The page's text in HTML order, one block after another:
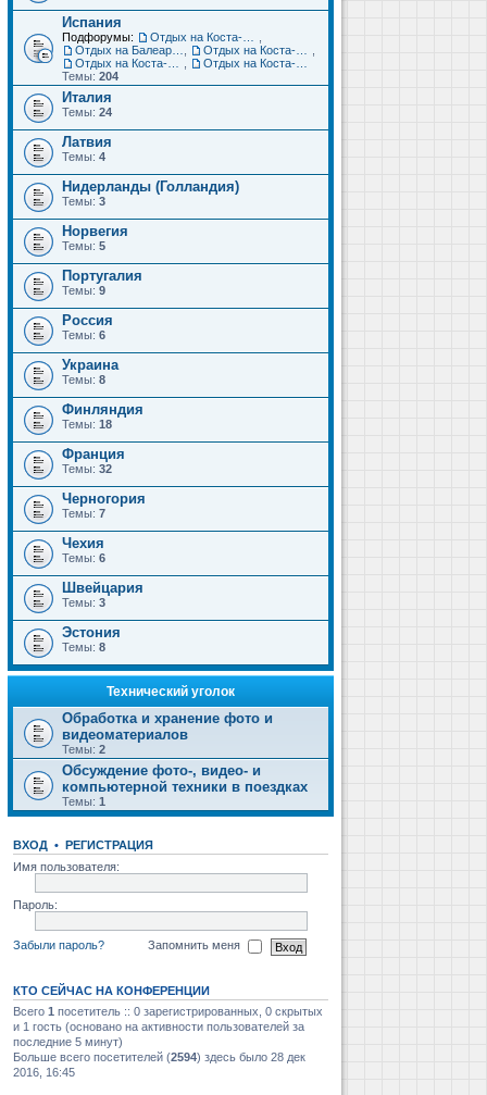
Испания
Подфорумы:
Темы: 204
Италия
Темы: 24
Латвия
Темы: 4
Нидерланды (Голландия)
Темы: 3
Норвегия
Темы: 5
Португалия
Темы: 9
Россия
Темы: 6
Украина
Темы: 8
Финляндия
Темы: 18
Франция
Темы: 32
Черногория
Темы: 7
Чехия
Темы: 6
Швейцария
Темы: 3
Эстония
Темы: 8
Технический уголок
Обработка и хранение фото и
видеоматериалов
Темы: 2
Обсуждение фото-, видео- и
компьютерной техники в поездках
Темы: 1
ВХОД • РЕГИСТРАЦИЯ
Имя пользователя:
Пароль:
Забыли пароль? Запомнить меня
КТО СЕЙЧАС НА КОНФЕРЕНЦИИ
Всего 1 посетитель :: 0 зарегистрированных, 0 скрытых
и 1 гость (основано на активности пользователей за
последние 5 минут)
Больше всего посетителей (2594) здесь было 28 дек
2016, 16:45